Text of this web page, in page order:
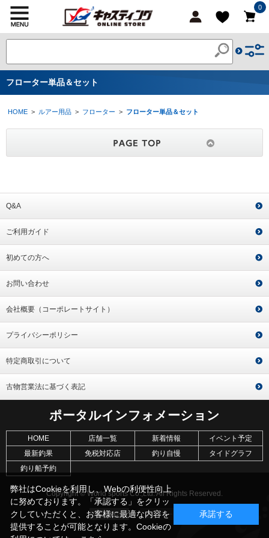
0
フローター単品＆セット
HOME > ルアー用品 > フローター > フローター単品＆セット
Q&A
ご利用ガイド
初めての方へ
お問い合わせ
会社概要（コーポレートサイト）
プライバシーポリシー
特定商取引について
古物営業法に基づく表記
ポータルインフォメーション
HOME 店舗一覧 新着情報
イベント予定
最新釣果
免税対応店 釣り自慢
タイドグラフ
釣り船予約
Copyright © World sports Co.,Ltd. All Rights Reserved.
弊社はCookieを利用し、Webの利便性向上
に努めております。「承認する」をクリッ
クしていただくと、お客様に最適な内容を
提供することが可能となります。Cookieの
承諾する